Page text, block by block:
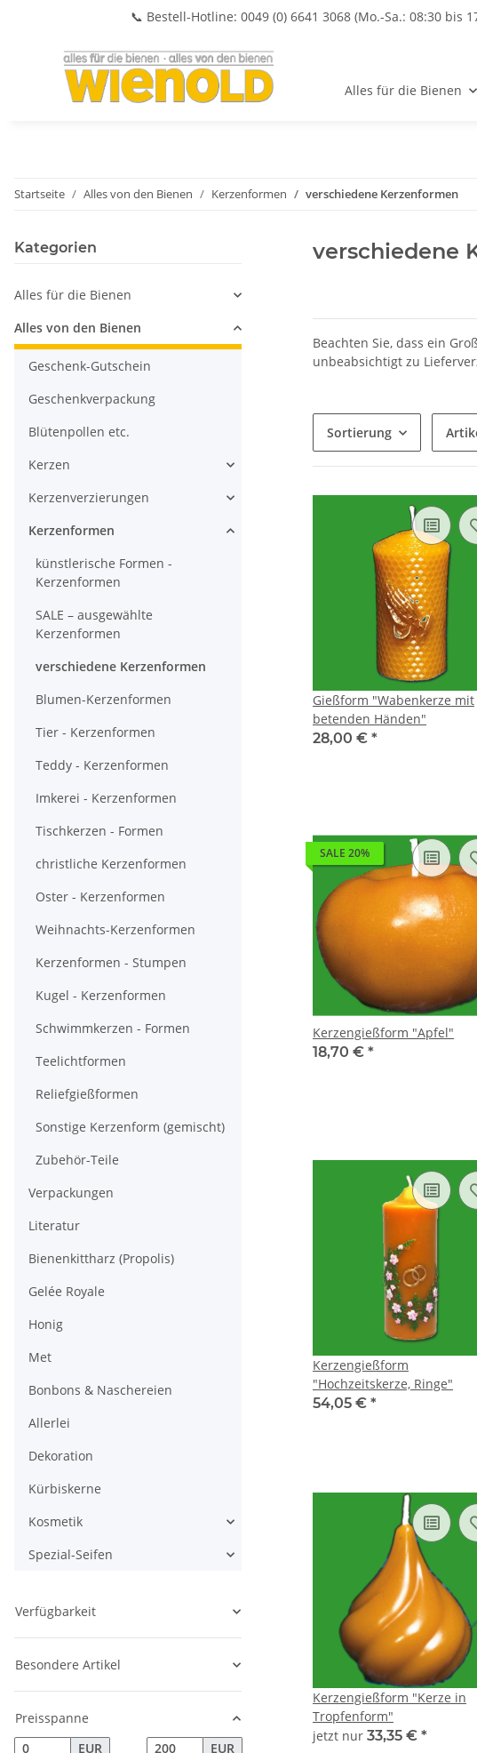
📞 Bestell-Hotline: 0049 (0) 6641 3068 (Mo.-Sa.: 08:30 bis
Alles für die Bienen
Startseite Alles von den Bienen Kerzenformen verschiedene Kerzenformen
verschiedene
Beachten Sie, dass ein
unbeabsichtigt zu
Sortierung
Gießform "Wabenkerze mit
betenden Händen"
28,00 € *
SALE 20%
Kerzengießform "Apfel"
18,70 € *
Kerzengießform
"Hochzeitskerze, Ringe"
54,05 € *
Kerzengießform "Kerze in
Tropfenform"
jetzt nur 33,35 € *
Kategorien
Alles für die Bienen
Alles von den Bienen
Geschenk-Gutschein
Geschenkverpackung
Blütenpollen etc.
Kerzen
Kerzenverzierungen
Kerzenformen
künstlerische Formen -
Kerzenformen
SALE – ausgewählte
Kerzenformen
verschiedene Kerzenformen
Blumen-Kerzenformen
Tier - Kerzenformen
Teddy - Kerzenformen
Imkerei - Kerzenformen
Tischkerzen - Formen
christliche Kerzenformen
Oster - Kerzenformen
Weihnachts-Kerzenformen
Kerzenformen - Stumpen
Kugel - Kerzenformen
Schwimmkerzen - Formen
Teelichtformen
Reliefgießformen
Sonstige Kerzenform (gemischt)
Zubehör-Teile
Verpackungen
Literatur
Bienenkittharz (Propolis)
Gelée Royale
Honig
Met
Bonbons & Naschereien
Allerlei
Dekoration
Kürbiskerne
Kosmetik
Spezial-Seifen
Verfügbarkeit
Besondere Artikel
Preisspanne
EUR
EUR